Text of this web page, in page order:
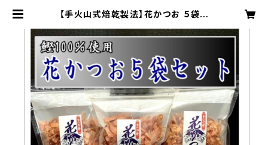
【手火山式焙乾製法】花かつお ５袋セ